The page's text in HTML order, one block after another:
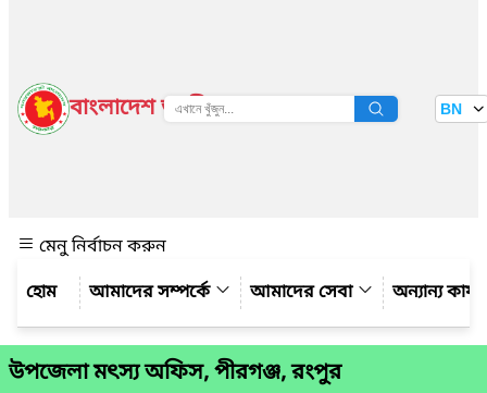
বাংলাদেশ জাতীয় তথ্য বাতায়ন BN
মেনু নির্বাচন করুন
আমাদের সম্পর্কে
আমাদের সেবা অন্যান্য
উপজেলা মৎস্য অফিস, পীরগঞ্জ, রংপুর